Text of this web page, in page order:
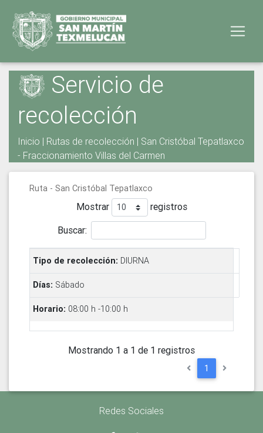
Servicio de
recolección
Inicio | Rutas de recolección | San Cristóbal Tepatlaxco
- Fraccionamiento Villas del Carmen
Ruta - San Cristóbal Tepatlaxco
Mostrar
registros
Buscar:
DIURNA
Sábado
08:00 h -10:00 h
Mostrando 1 a 1 de 1 registros
1
Redes Sociales